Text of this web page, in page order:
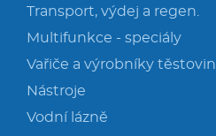
Transport, výdej a regen.
Multifunkce - speciály
Vařiče a výrobníky těstovin
Nástroje
Vodní lázně